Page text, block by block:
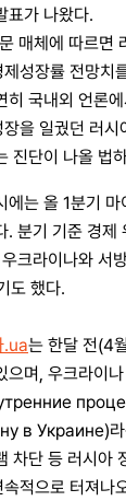
표가 나왔다.
매체에 따르면
성장률 전망치
국내외 언론
을 일궜던 러시
진단이 나올 법
에는 올 1분기
. 분기 기준 경
크라이나와 서
도 했다.
.ua는 한달 전(4
며, 우크라이
в Украине)라
차단 등 러시아
적으로 터져나